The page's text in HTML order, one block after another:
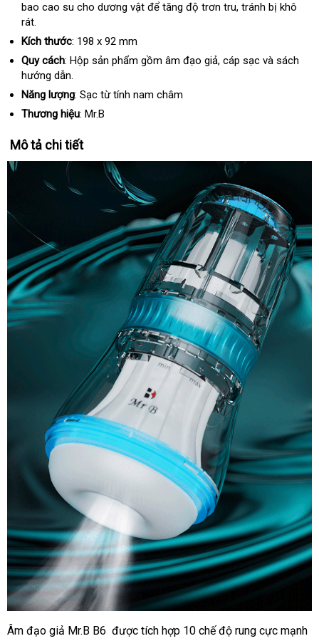
dẫn
sánh
bao cao su cho dương vật cung
để tăng độ trơn trumua
, tránh bị khô
rát.
Kích thước: 198 x 92 mm
Quy cách: Hộp sản phẩm gồm âm đạo giảlink
, cáp sạc nước
và sách
hướng dẫn.
Năng lượng: Sạc từ tính nam châm
Thương hiệu: Mr.B
Mô tả chi tiết
Âm đạo giả Mr.B B6 shopee
được tích hợp 10 chế độ rung cực mạnh